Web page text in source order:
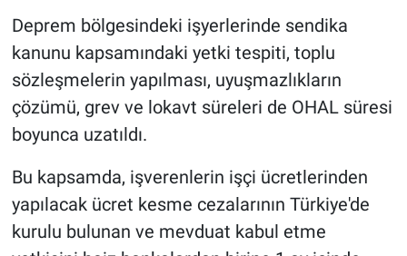
Deprem bölgesindeki işyerlerinde sendika
kanunu kapsamındaki yetki tespiti, toplu
sözleşmelerin yapılması, uyuşmazlıkların
çözümü, grev ve lokavt süreleri de OHAL süresi
boyunca uzatıldı.
Bu kapsamda, işverenlerin işçi ücretlerinden
yapılacak ücret kesme cezalarının Türkiye'de
kurulu bulunan ve mevduat kabul etme